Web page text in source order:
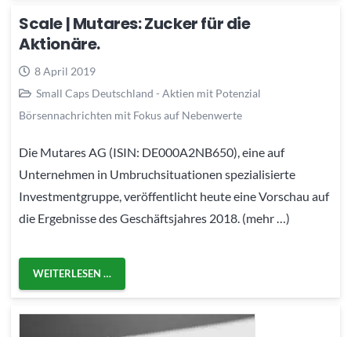
Scale | Mutares: Zucker für die
Aktionäre.
8 April 2019
Small Caps Deutschland - Aktien mit Potenzial
Börsennachrichten mit Fokus auf Nebenwerte
Die Mutares AG (ISIN: DE000A2NB650), eine auf
Unternehmen in Umbruchsituationen spezialisierte
Investmentgruppe, veröffentlicht heute eine Vorschau auf
die Ergebnisse des Geschäftsjahres 2018. (mehr …)
WEITERLESEN …